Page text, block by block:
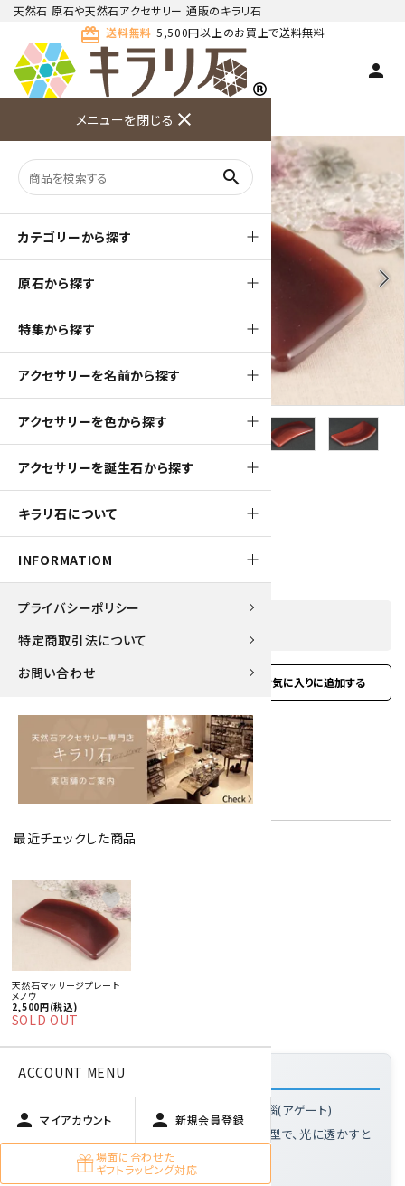
天然石 原石や天然石アクセサリー 通販のキラリ石
card_giftcard 送料無料 5,500円以上のお買上で送料無料
person
わせ ド
メニューを閉じる close
search
カテゴリーから探す
原石から探す
特集から探す
アクセサリーを名前から探す
アクセサリーを色から探す
アクセサリーを誕生石から探す
キラリ石について
INFORMATIOM
プライバシーポリシー
特定商取引法について
お問い合わせ
最近チェックした商品
天然石マッサージプレート
メノウ
2,500円(税込)
SOLD OUT
favorite
ACCOUNT MENU
person マイアカウント person 新規会員登録
場面に合わせた
ギフトラッピング対応
多用途天然石 マッサージストーン
arrow_back_ios arrow_forward_ios
250pt
天然石マッサージプレート メノウ
2,500円(税込)
お問い合わせ favorite
型番: msplt-05
在庫 0 売切れ中
特定商取引法に基づく表記 (返品など)
この商品を友達に教える
買い物を続ける
「赤メノウかっさプレート」の特徴
: 熱処理により赤く発色させた瑪瑙(アゲート)
: ゆるやかなカーブの扇型で、光に透かすと
層状の模様がわかる
: 79×42×6mm